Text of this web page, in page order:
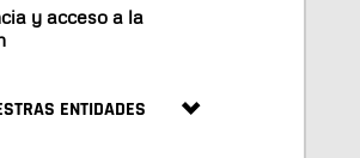
y acceso a la
ENTIDADES